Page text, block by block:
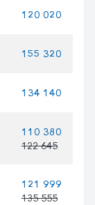
120 020
155 320
134 140
110 380
122 645
121 999
135 555